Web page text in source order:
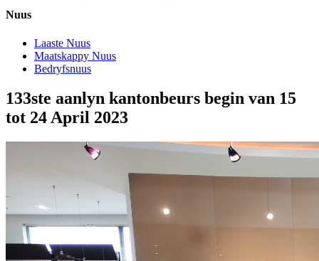
Nuus
Laaste Nuus
Maatskappy Nuus
Bedryfsnuus
133ste aanlyn kantonbeurs begin van 15
tot 24 April 2023